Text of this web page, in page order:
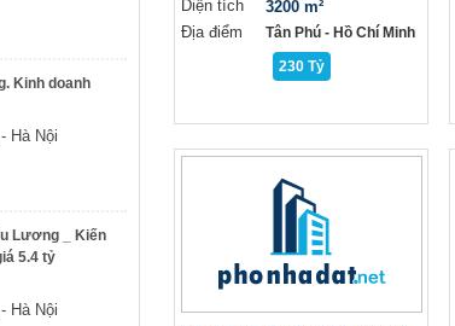
Kinh doanh
Hà Nội
Lương _ Kiến
5.4 tỷ
Hà Nội
Diện tích
Địa điểm
3200 m²
Tân Phú - Hồ Chí Minh
230 Tỷ